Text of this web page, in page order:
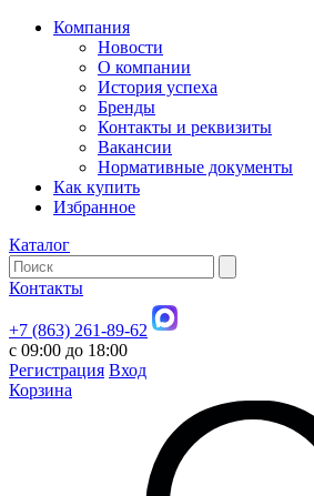
Компания
Новости
О компании
История успеха
Бренды
Контакты и реквизиты
Вакансии
Нормативные документы
Как купить
Избранное
Каталог
Контакты
+7 (863) 261-89-62
с 09:00 до 18:00
Регистрация Вход
Корзина